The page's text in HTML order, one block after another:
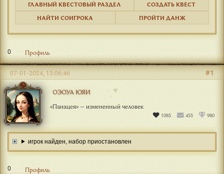
ГЛАВНЫЙ КВЕСТОВЫЙ РАЗДЕЛ
СОЗДАТЬ КВЕСТ
НАЙТИ СОИГРОКА
ПРОЙТИ ДАНЖ
0 Профиль
ОЭОУА ЮЯИ ☣
«Панацея» – измененный человек
1085 455 980
#1
07-01-2024, 13:06:46
игрок найден, набор приостановлен
0 Профиль